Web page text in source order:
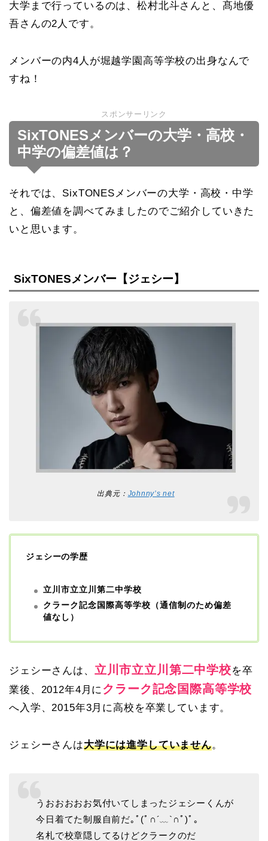
大学まで行っているのは、松村北斗さんと、髙地優
吾さんの2人です。
メンバーの内4人が堀越学園高等学校の出身なんで
すね！
スポンサーリンク
SixTONESメンバーの大学・高校・
中学の偏差値は？
それでは、SixTONESメンバーの大学・高校・中学
と、偏差値を調べてみましたのでご紹介していきた
いと思います。
SixTONESメンバー【ジェシー】
出典元： Johnny’s net
ジェシーの学歴
立川市立立川第二中学校
クラーク記念国際高等学校（通信制のため偏差
値なし）
ジェシーさんは、 立川市立立川第二中学校を卒
業後、2012年4月にクラーク記念国際高等学校
へ入学、2015年3月に高校を卒業しています。
ジェシーさんは大学には進学していません。
うおおおおお気付いてしまったジェシーくんが
今日着てた制服自前だ｡ﾟ(ﾟ∩´﹏`∩ﾟ)ﾟ｡
名札で校章隠してるけどクラークのだ